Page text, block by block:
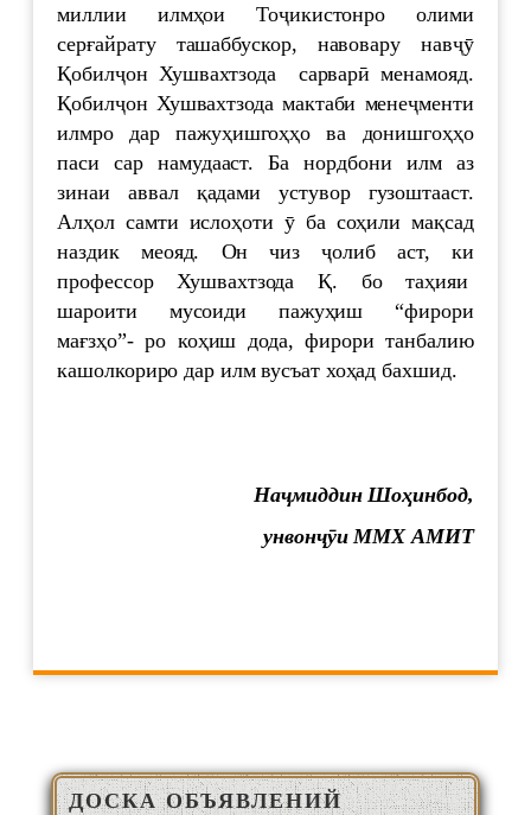
миллии илмҳои Тоҷикистонро олими
серғайрату ташаббускор, навовару навҷӯ
Қобилҷон Хушвахтзода сарварӣ менамояд.
Қобилҷон Хушвахтзода мактаби менеҷменти
илмро дар пажуҳишгоҳҳо ва донишгоҳҳо
паси сар намудааст. Ба нордбони илм аз
зинаи аввал қадами устувор гузоштааст.
Алҳол самти ислоҳоти ӯ ба соҳили мақсад
наздик меояд. Он чиз ҷолиб аст, ки
профессор Хушвахтзода Қ. бо таҳияи
шароити мусоиди пажуҳиш “фирори
мағзҳо”- ро коҳиш дода, фирори танбалию
кашолкориро дар илм вусъат хоҳад бахшид.
Наҷмиддин Шоҳинбод,
унвонҷӯи ММХ АМИТ
ДОСКА ОБЪЯВЛЕНИЙ